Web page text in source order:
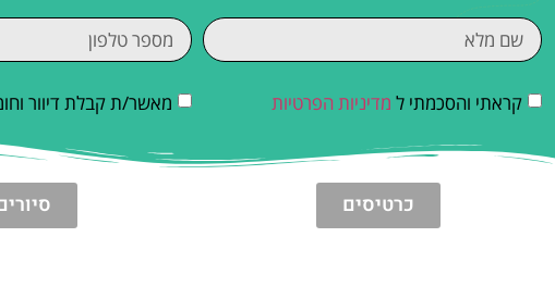
קראתי והסכמתי ל מדיניות הפרטיות מאשר/ת קבלת דיוור
כרטיסים